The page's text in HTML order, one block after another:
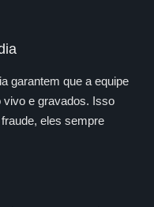
garantem que a equipe
e gravados. Isso
eles sempre